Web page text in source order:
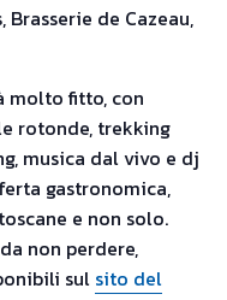
Brasserie de Cazeau,
molto fitto, con
rotonde, trekking
musica dal vivo e dj
gastronomica,
e non solo.
non perdere,
sul sito del